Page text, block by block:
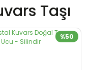
Taşı
%50